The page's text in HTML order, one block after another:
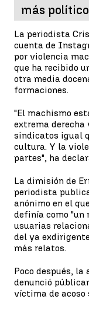
más
La periodista
cuenta de
por violencia
que ha recibido
otra media
formaciones.
"El machismo
extrema derecha
sindicatos igual
cultura. Y la
partes", ha
La dimisión de
periodista
anónimo en el
definía como "un
usuarias
del ya
más relatos.
Poco después,
denunció
víctima de acoso